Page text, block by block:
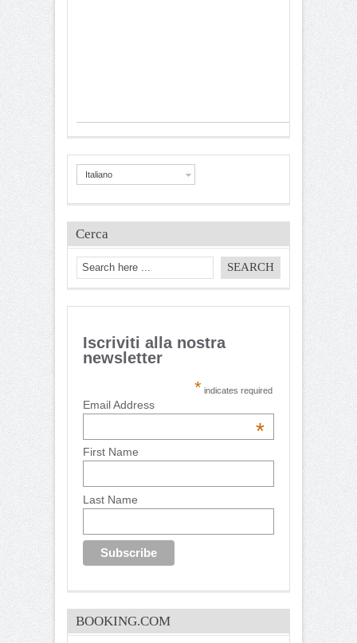
Italiano
Cerca
Iscriviti alla nostra
newsletter
* indicates required
Email Address
*
First Name
Last Name
BOOKING.COM